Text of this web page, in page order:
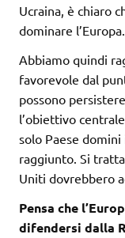
Ucraina, è chiaro
dominare l’Europa.
Abbiamo quindi
favorevole dal
possono
l’obiettivo
solo Paese
raggiunto. Si
Uniti dovrebbero
Pensa che
difendersi dalla